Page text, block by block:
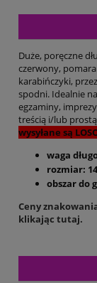
Duże, poręczne
czerwony,
karabińczyki,
spodni. Idealnie
egzaminy,
treścią i/lub
wysyłane są
waga
rozmiar:
obszar do
Ceny
klikając tutaj.
Cena nie